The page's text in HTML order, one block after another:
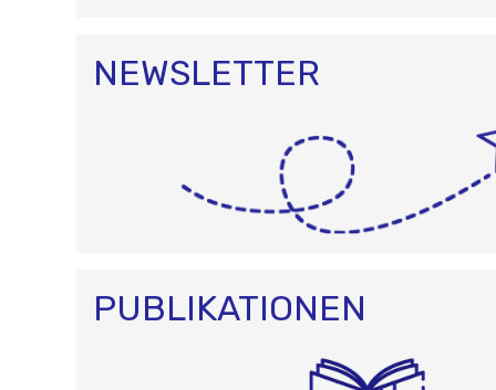
NEWSLETTER
PUBLIKATIONEN